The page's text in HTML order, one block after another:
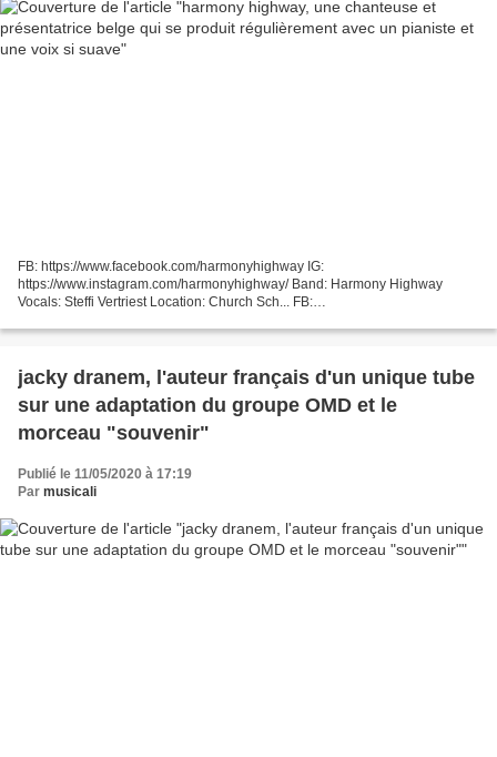
FB: https://www.facebook.com/harmonyhighway IG:
https://www.instagram.com/harmonyhighway/ Band: Harmony Highway
Vocals: Steffi Vertriest Location: Church Sch... FB:
https://www.instagram.com/harmonyhighway/...
jacky dranem, l'auteur français d'un unique tube
sur une adaptation du groupe OMD et le
morceau "souvenir"
Publié le 11/05/2020 à 17:19
Par musicali